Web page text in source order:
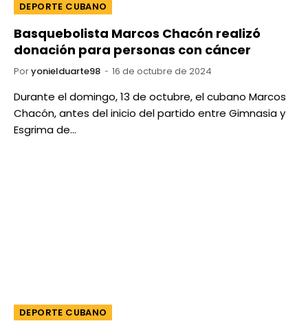
DEPORTE CUBANO
Basquebolista Marcos Chacón realizó
donación para personas con cáncer
Poryonielduarte98 16 de octubre de 2024
Durante el domingo, 13 de octubre, el cubano Marcos
Chacón, antes del inicio del partido entre Gimnasia y
Esgrima de…
DEPORTE CUBANO